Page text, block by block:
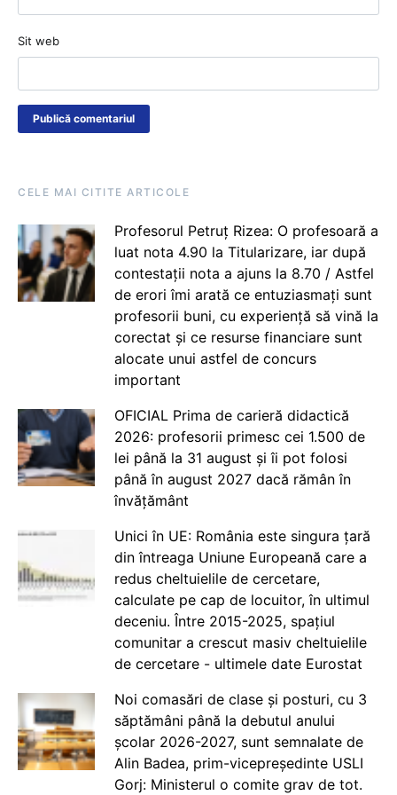
Sit web
CELE MAI CITITE ARTICOLE
Profesorul Petruț Rizea: O profesoară a
luat nota 4.90 la Titularizare, iar după
contestații nota a ajuns la 8.70 / Astfel
de erori îmi arată ce entuziasmați sunt
profesorii buni, cu experiență să vină la
corectat și ce resurse financiare sunt
alocate unui astfel de concurs
important
OFICIAL Prima de carieră didactică
2026: profesorii primesc cei 1.500 de
lei până la 31 august și îi pot folosi
până în august 2027 dacă rămân în
învățământ
Unici în UE: România este singura țară
din întreaga Uniune Europeană care a
redus cheltuielile de cercetare,
calculate pe cap de locuitor, în ultimul
deceniu. Între 2015-2025, spațiul
comunitar a crescut masiv cheltuielile
de cercetare - ultimele date Eurostat
Noi comasări de clase și posturi, cu 3
săptămâni până la debutul anului
școlar 2026-2027, sunt semnalate de
Alin Badea, prim-vicepreședinte USLI
Gorj: Ministerul o comite grav de tot.